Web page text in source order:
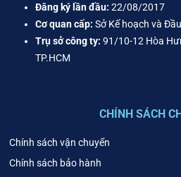
Đăng ký lần đầu: 22/08/2017
Cơ quan cấp: Sở Kế hoạch và
Trụ sở công ty: 91/10-12 Hòa
TP.HCM
CHÍNH SÁCH
Chính sách vận chuyển
Chính sách bảo hành